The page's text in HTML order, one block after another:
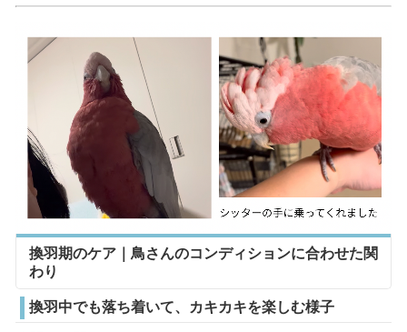
換羽期のケア｜鳥さんのコンディションに合わせた関
わり
換羽中でも落ち着いて、カキカキを楽しむ様子